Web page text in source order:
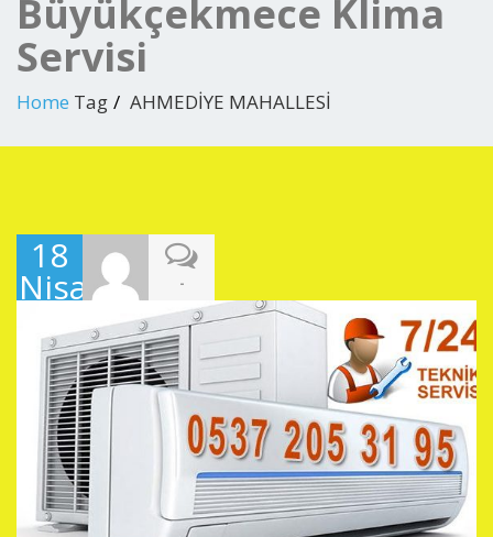
Büyükçekmece Klima
Servisi
Home Tag AHMEDİYE MAHALLESİ
18
Nisan
2019
-